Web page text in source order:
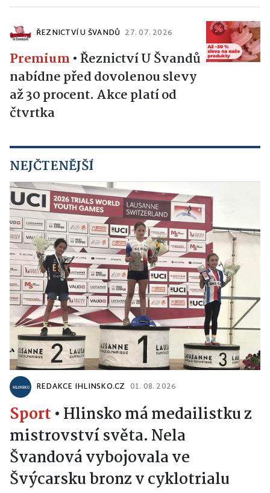
ŘEZNICTVÍ U ŠVANDŮ 27. 07. 2026
Premium •Řeznictví U Švandů
nabídne před dovolenou slevy
až 30 procent. Akce platí od
čtvrtka
NEJČTENĚJŠÍ
REDAKCE IHLINSKO.CZ 01. 08. 2026
Sport • Hlinsko má medailistku z
mistrovství světa. Nela
Švandová vybojovala ve
Švýcarsku bronz v cyklotrialu